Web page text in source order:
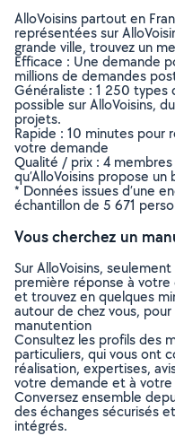
AlloVoisins partout en
représentées sur
grande ville, trouvez un
Efficace : Une demande
millions de demandes
Généraliste : 1 250
possible sur AlloVoisins,
projets.
Rapide : 10 minutes pour
votre demande
Qualité / prix : 4
qu’AlloVoisins propose
* Données issues d’une
échantillon de 5 671
Vous cherchez un
Sur AlloVoisins,
première réponse à
et trouvez en quelques
autour de chez vous,
manutention
Consultez les profils des
particuliers, qui vous ont
réalisation, expertises,
votre demande et à
Conversez ensemble
des échanges sécurisés
intégrés.